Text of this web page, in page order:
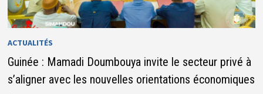
ACTUALITÉS
Guinée : Mamadi Doumbouya invite le secteur privé à
s’aligner avec les nouvelles orientations économiques